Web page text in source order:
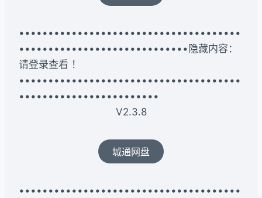
••••••••••••••••••••••••••••••••••••••
•••••••••••••••••••••••••••••隐藏内容：
请登录查看 ！
••••••••••••••••••••••••••••••••••••••
••••••••••••••••••••••••
V2.3.8
城通网盘
••••••••••••••••••••••••••••••••••••••